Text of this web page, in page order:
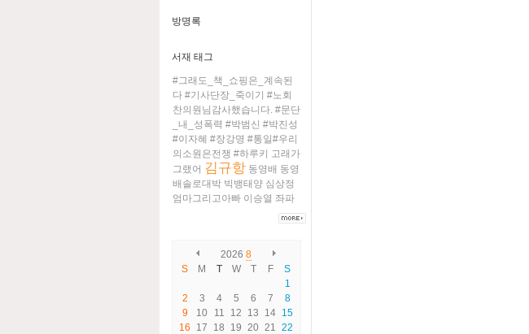
방명록
서재 태그
#그래도_책_쇼핑은_계속된
다 #기사단장_죽이기 #노회
찬의원님감사했습니다. #문단
_내_성폭력 #박범신 #박진성
#이자혜 #장강명 #통일#우리
의소원은전쟁 #하루키 고래가
그랬어 김규항 동영배 동영
배솔로대박 빅뱅태양 심상정
엄마그리고아빠 이승열 좌파
2026 8
S
M T W T F
S
1
2
3 4 5 6 7
8
9
10 11 12 13 14 15
16
17 18 19 20 21 22